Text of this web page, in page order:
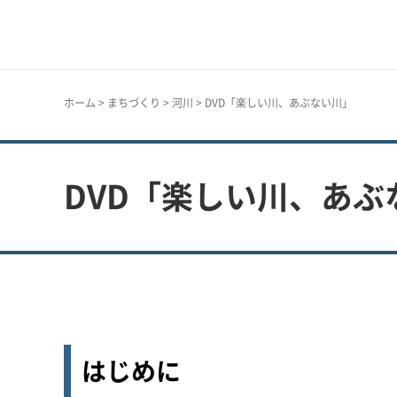
ホーム > まちづくり > 河川 > DVD「楽しい川、あぶない川」
DVD「楽しい川、あ
はじめに